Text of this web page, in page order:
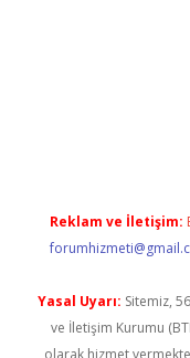
Reklam ve İletişim:
Yasal Uyarı: Sitemiz,
ve İletişim Kurumu
olarak hizmet